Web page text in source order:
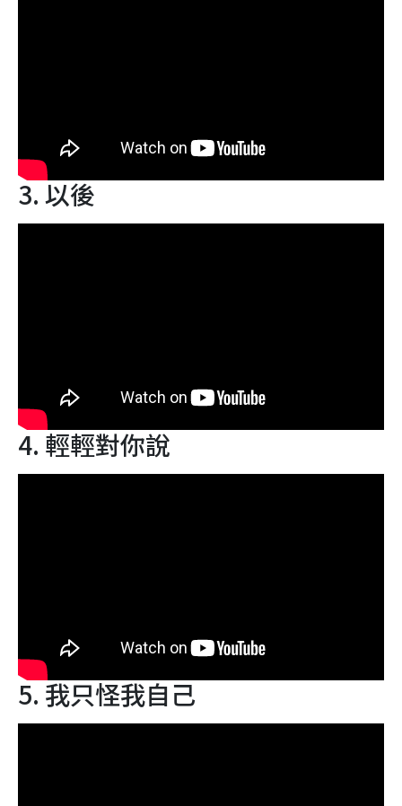
3. 以後
4. 輕輕對你說
5. 我只怪我自己